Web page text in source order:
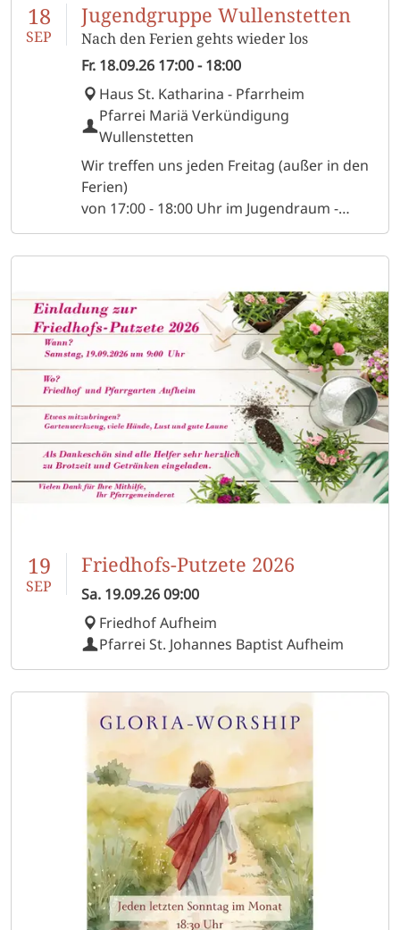
18
SEP
Jugendgruppe Wullenstetten
Nach den Ferien gehts wieder los
Fr. 18.09.26 17:00- 18:00
Haus St. Katharina - Pfarrheim
Pfarrei Mariä Verkündigung
Wullenstetten
Wir treffen uns jeden Freitag (außer in den
Ferien)
von 17:00 - 18:00 Uhr im Jugendraum -
Haus St. Katharina in Wullenstetten Für
Mädels und Jungs ab der 1. Klasse. Hast DU
Spiele im Freien? Auf Bastelspaß, tolle
Gespräche
und vieles mehr?
19
SEP
Friedhofs-Putzete 2026
Sa. 19.09.2609:00
Friedhof Aufheim
Pfarrei St. Johannes Baptist Aufheim